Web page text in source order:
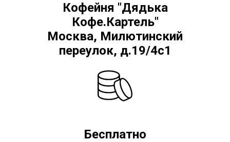
Кофейня "Дядька
Кофе.Картель"
Москва, Милютинский
переулок, д.19/4с1
Бесплатно